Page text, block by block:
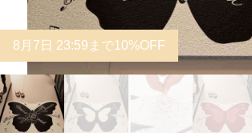
8 月 7 日 23:59まで10%OFF